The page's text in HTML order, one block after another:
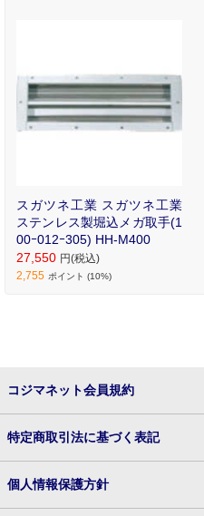
スガツネ工業 スガツネ工業
ステンレス製堀込メガ取手(1
00ｰ012ｰ305) HH-M400
27,550 円(税込)
2,755 ポイント (10%)
コジマネット会員規約
特定商取引法に基づく表記
個人情報保護方針